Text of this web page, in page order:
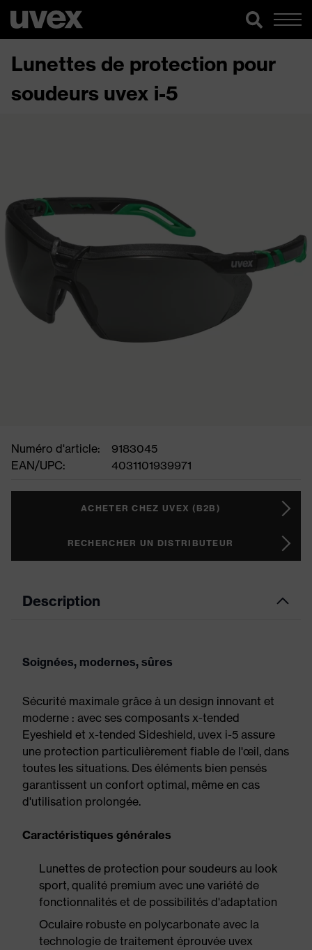
Lunettes de protection pour
soudeurs uvex i-5
Numéro d'article:
9183045
EAN/UPC:
4031101939971
ACHETER CHEZ UVEX (B2B)
RECHERCHER UN DISTRIBUTEUR
Description
Soignées, modernes, sûres
Sécurité maximale grâce à un design innovant et
moderne : avec ses composants x-tended
Eyeshield et x-tended Sideshield, uvex i-5 assure
une protection particulièrement fiable de l'œil, dans
toutes les situations. Des éléments bien pensés
garantissent un confort optimal, même en cas
d'utilisation prolongée.
Caractéristiques générales
Lunettes de protection pour soudeurs au look
sport, qualité premium avec une variété de
fonctionnalités et de possibilités d'adaptation
Oculaire robuste en polycarbonate avec la
technologie de traitement éprouvée uvex